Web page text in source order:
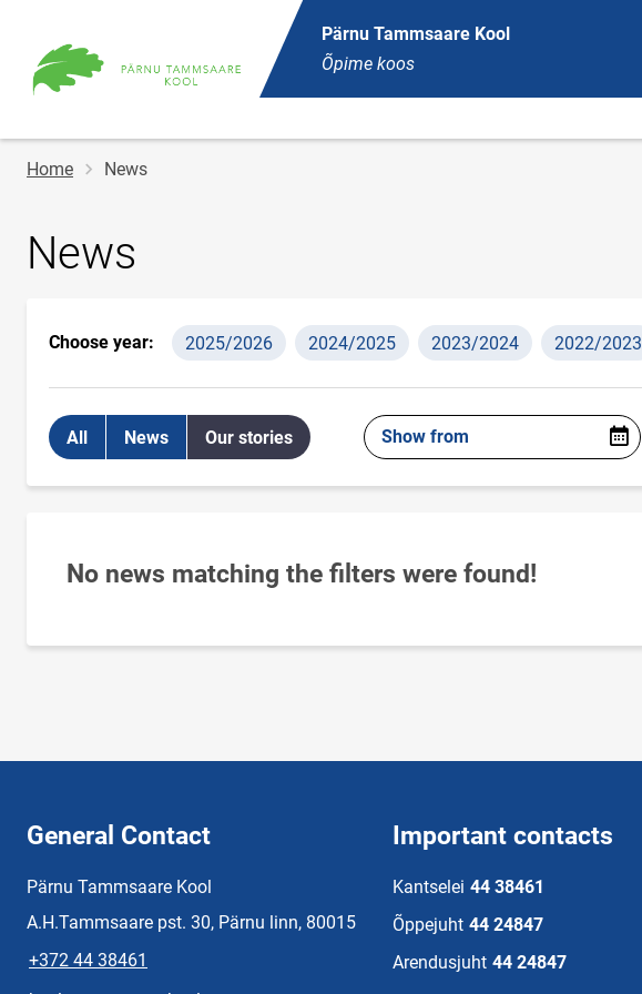
Pärnu Tammsaare Kool
Õpime koos
Breadcrumb
Home News
News
Choose year: 2025/2026 2024/2025 2023/2024 2022/2023
All News Our stories Show from
No news matching the filters were found!
General Contact
Pärnu Tammsaare Kool
A.H.Tammsaare pst. 30, Pärnu linn, 80015
+372 44 38461
Important contacts
Kantselei 44 38461
Õppejuht 44 24847
Arendusjuht 44 24847